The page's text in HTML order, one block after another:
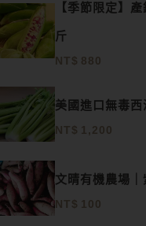
【季節限定】
斤
NT$ 880
美國進口無毒西
NT$ 1,200
文晴有機農場｜
NT$ 100